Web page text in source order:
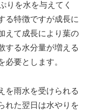
りを水を与えてく
る特徴ですが成長に
えて成長により葉の
する水分量が増える
必要とします。
を雨水を受けられる
れた翌日は水やりを